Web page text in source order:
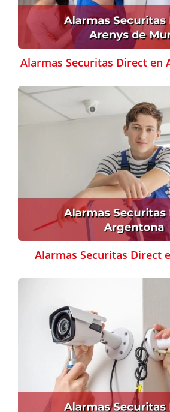
Alarmas Securitas Direct en
Alarmas Securitas Direct